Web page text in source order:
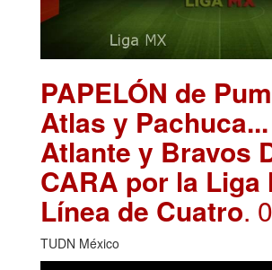
PAPELÓN de
Atlas y Pachuca...
Atlante y Bravos
CARA por la Liga
Línea de Cuatro.
TUDN México